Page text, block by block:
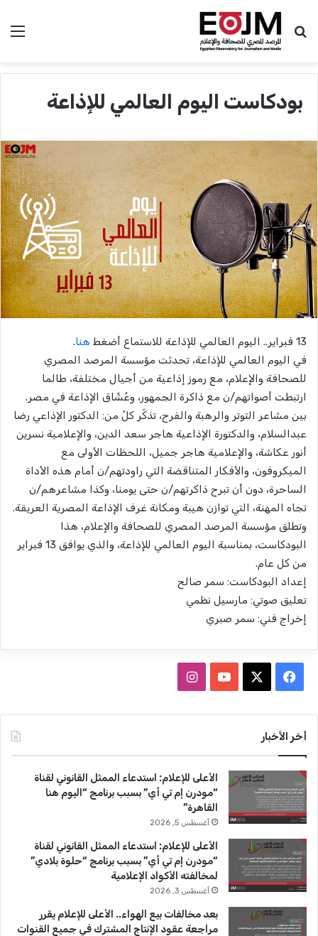
بحث عن
بودكاست اليوم العالمي للإذاعة
13 فبراير.. اليوم العالمي للإذاعة للاستماع أضغط هنا.
في اليوم العالمي للإذاعة، تحدثت مؤسسة المرصد المصري
للصحافة والإعلام، مع رموز إذاعية من أجيال مختلفة، طالما
ارتبطت أصواتهم/ن مع ذاكرة الجمهور، وعُشّاق الإذاعة في مصر.
بين مشاعر التوتر والرهبة والفرح، تذكّر كلُ من: الدكتور الإذاعي رضا
عبدالسلام، والدكتورة الإذاعية هاجر سعد الدين، والإعلامية نسرين
أنور عكاشة، والإعلامية هاجر جميل، اللحظات الأولى مع
الميكروفون، والأفكار المتناقضة التي راودتهم/ن أمام هذه الأداة
الساحرة، دون أن تبرح ذاكرتهم/ن حتى يومنا، وكذا مشاعرهم/ن
تجاه المهنة، التي توازن هيبة ومكانة غرف الإذاعة المصرية العريقة.
وتطلق مؤسسة المرصد المصري للصحافة والإعلام، هذا
البودكاست، بمناسبة اليوم العالمي للإذاعة، والذي يوافق 13 فبراير
من كل عام.
إعداد البودكاست: سمر صالح
تعليق صوتي: مارسيل نظمي
إخراج فني: سمر صبري
س
و
ك
T
u
b
e
ق
ا
م
أخر الأخبار
الأعلى للإعلام: استدعاء الممثل القانوني لقناة
“مودرن إم تي أي” بسبب برنامج “اليوم هنا
القاهرة”
أغسطس 5, 2026
الأعلى للإعلام: استدعاء الممثل القانوني لقناة
“مودرن إم تي أي” بسبب برنامج “حلوة بلادي”
لمخالفته الأكواد الإعلامية
أغسطس 3, 2026
بعد مخالفات بيع الهواء.. الأعلى للإعلام يقرر
مراجعة عقود الإنتاج المشترك في جميع القنوات